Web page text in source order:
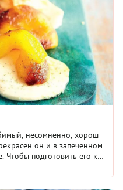
несомненно, хорош
он и в запеченном
Чтобы подготовить его к